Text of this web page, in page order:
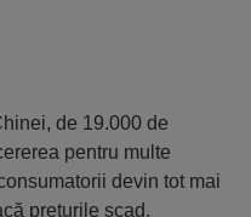
de 19.000 de
pentru multe
devin tot mai
preţurile scad.